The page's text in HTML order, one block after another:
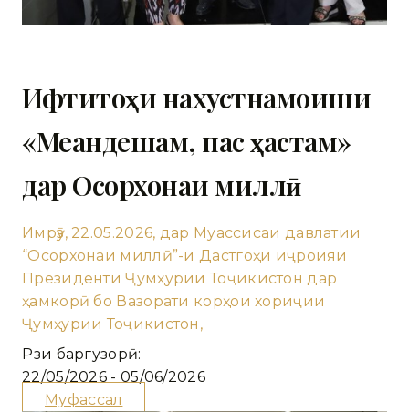
Ифтитоҳи нахустнамоиши
«Меандешам, пас ҳастам»
дар Осорхонаи миллӣ
Имрӯз, 22.05.2026, дар Муассисаи давлатии
“Осорхонаи миллӣ”-и Дастгоҳи иҷроияи
Президенти Ҷумҳурии Тоҷикистон дар
ҳамкорӣ бо Вазорати корҳои хориҷии
Ҷумҳурии Тоҷикистон,
Рӯзи баргузорӣ:
22/05/2026 - 05/06/2026
Муфассал